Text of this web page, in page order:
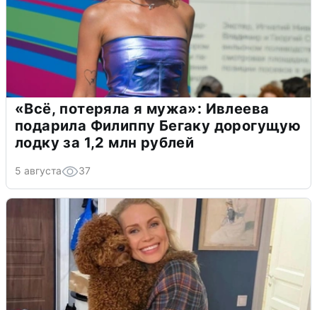
«Всё, потеряла я мужа»: Ивлеева
подарила Филиппу Бегаку дорогущую
лодку за 1,2 млн рублей
5 августа 37